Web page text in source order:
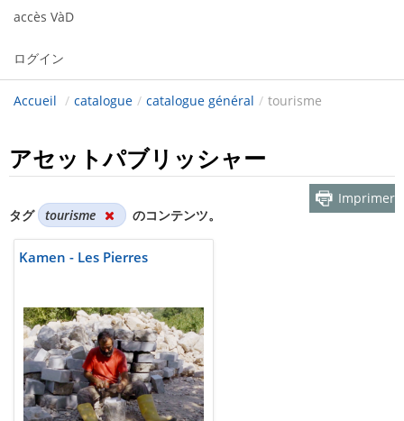
accès VàD
ログイン
Accueil / catalogue / catalogue général / tourisme
アセットパブリッシャー
タグ tourisme のコンテンツ。
Imprimer
Kamen - Les Pierres